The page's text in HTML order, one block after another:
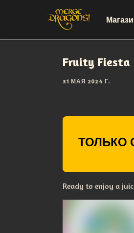
Fruity Fiesta
31 МАЯ 2024 Г.
ТОЛЬКО
Ready to enjoy a